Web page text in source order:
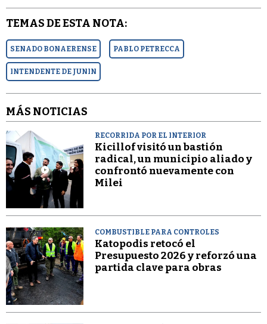
TEMAS DE ESTA NOTA:
SENADO BONAERENSE PABLO PETRECCA
INTENDENTE DE JUNIN
MÁS NOTICIAS
RECORRIDA POR EL INTERIOR
Kicillof visitó un bastión
radical, un municipio aliado y
confrontó nuevamente con
Milei
COMBUSTIBLE PARA CONTROLES
Katopodis retocó el
Presupuesto 2026 y reforzó una
partida clave para obras